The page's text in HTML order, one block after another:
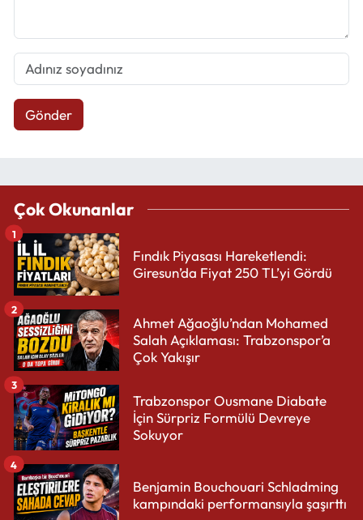
Gönder
Çok Okunanlar
Fındık Piyasası Hareketlendi:
Giresun’da Fiyat 250 TL’yi Gördü
1
Ahmet Ağaoğlu’ndan Mohamed
Salah Açıklaması: Trabzonspor’a
Çok Yakışır
2
Trabzonspor Ousmane Diabate
İçin Sürpriz Formülü Devreye
Sokuyor
3
Benjamin Bouchouari Schladming
kampındaki performansıyla şaşırttı
4